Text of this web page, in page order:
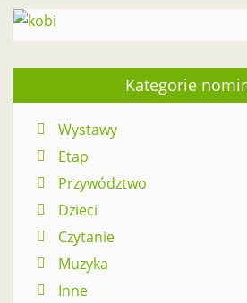
Kategorie
Wystawy
Etap
Przywództwo
Dzieci
Czytanie
Muzyka
Inne